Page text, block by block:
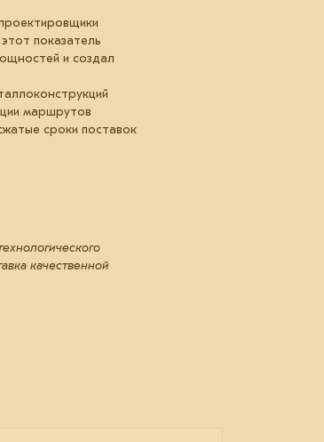
показатель
и создал
маршрутов
сроки поставок
качественной